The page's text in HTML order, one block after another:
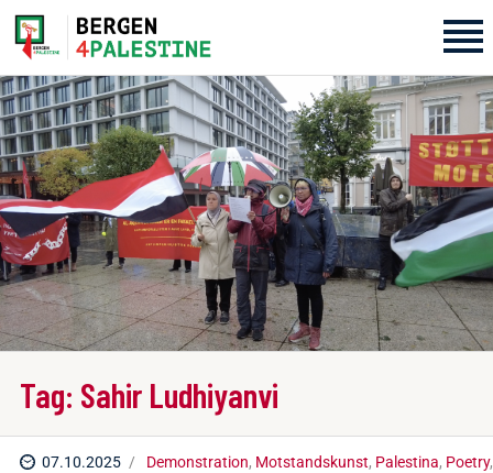
Tag: Sahir Ludhiyanvi
07.10.2025 Demonstration, Motstandskunst, Palestina, Poetry,
Home
Aktiviteter
Bli med på laget!
Om oss